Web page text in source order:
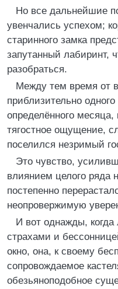
Но все дальнейшие
увенчались успехом;
старинного замка
запутанный лабиринт,
разобраться.
Между тем время от
приблизительно
определённого месяца,
тягостное ощущение,
поселился незримый
Это чувство,
влиянием целого ряда
постепенно
неопровержимую
И вот однажды, когда
страхами и
окно, она, к своему
сопровождаемое
обезьяноподобное